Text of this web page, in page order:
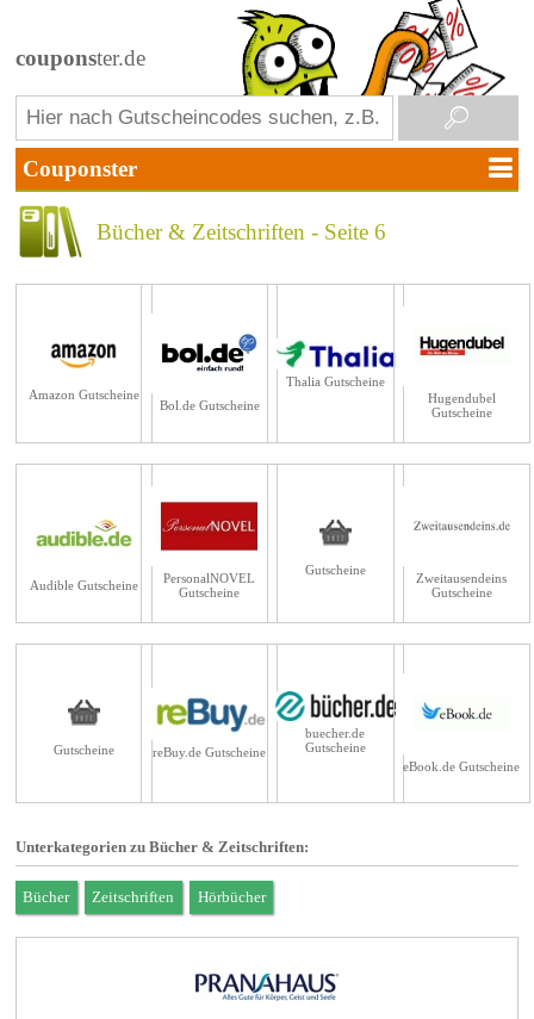
couponster.de
Bücher & Zeitschriften - Seite 6
Amazon Gutscheine
Bol.de Gutscheine
Thalia Gutscheine
Hugendubel
Gutscheine
Audible Gutscheine
PersonalNOVEL
Gutscheine
Gutscheine
Zweitausendeins
Gutscheine
Gutscheine reBuy.de Gutscheine
buecher.de
Gutscheine
eBook.de Gutscheine
Unterkategorien zu Bücher & Zeitschriften:
Bücher Zeitschriften Hörbücher